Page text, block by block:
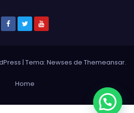
| Tema: Newses de Themeansar.
Home